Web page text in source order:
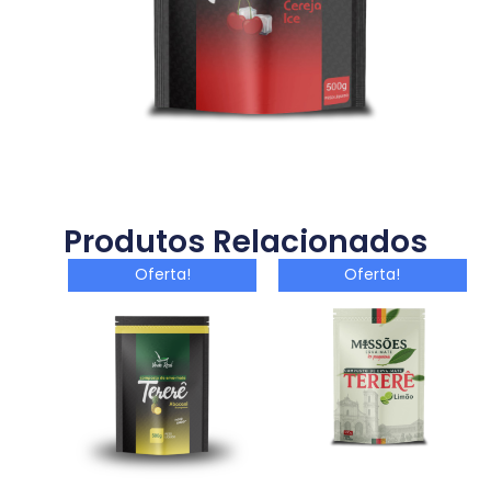
Produtos Relacionados
Oferta! Oferta!